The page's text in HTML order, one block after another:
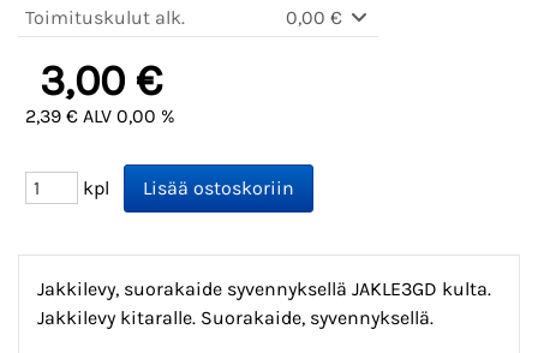
Toimituskulut alk.
0,00 €
3,00 €
2,39 € ALV 0,00 %
kpl
Jakkilevy, suorakaide syvennyksellä JAKLE3GD kulta.
Jakkilevy kitaralle. Suorakaide, syvennyksellä.